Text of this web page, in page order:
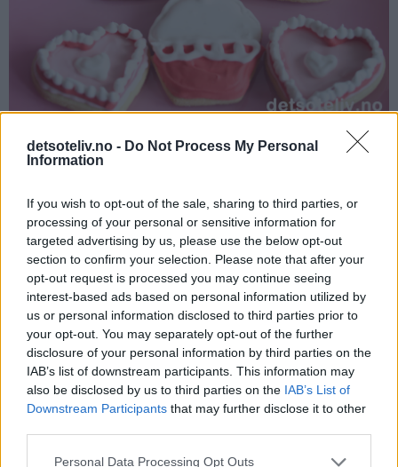
detsoteliv.no - Do Not Process My Personal
Information
If you wish to opt-out of the sale, sharing to third parties, or
processing of your personal or sensitive information for
targeted advertising by us, please use the below opt-out
section to confirm your selection. Please note that after your
opt-out request is processed you may continue seeing
interest-based ads based on personal information utilized by
us or personal information disclosed to third parties prior to
your opt-out. You may separately opt-out of the further
disclosure of your personal information by third parties on the
IAB’s list of downstream participants. This information may
also be disclosed by us to third parties on the IAB’s List of
Downstream Participants that may further disclose it to other
Personal Data Processing Opt Outs